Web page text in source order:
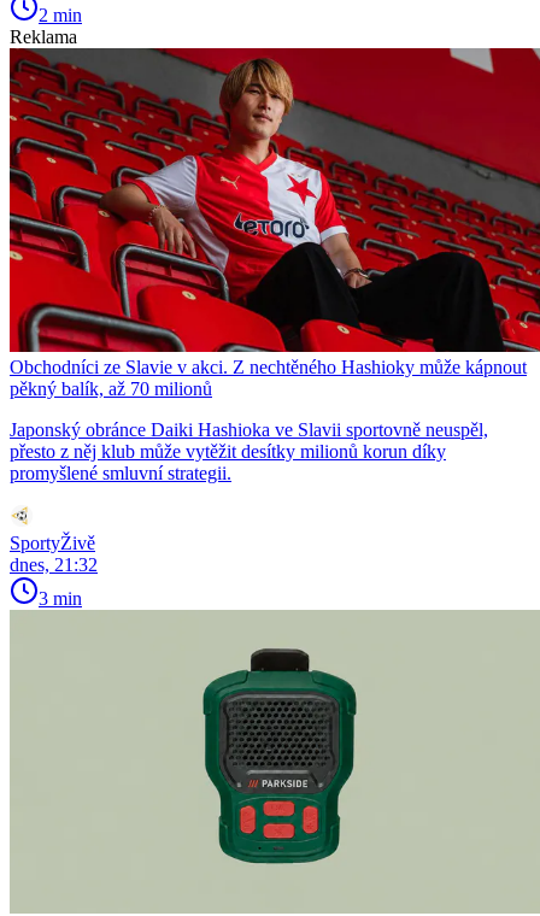
2 min
Reklama
Obchodníci ze Slavie v akci. Z nechtěného Hashioky může kápnout
pěkný balík, až 70 milionů
Japonský obránce Daiki Hashioka ve Slavii sportovně neuspěl,
přesto z něj klub může vytěžit desítky milionů korun díky
promyšlené smluvní strategii.
SportyŽivě
dnes, 21:32
3 min